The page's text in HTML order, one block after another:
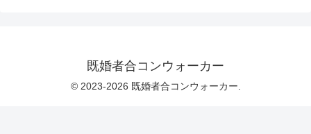
既婚者合コンウォーカー
© 2023-2026 既婚者合コンウォーカー.